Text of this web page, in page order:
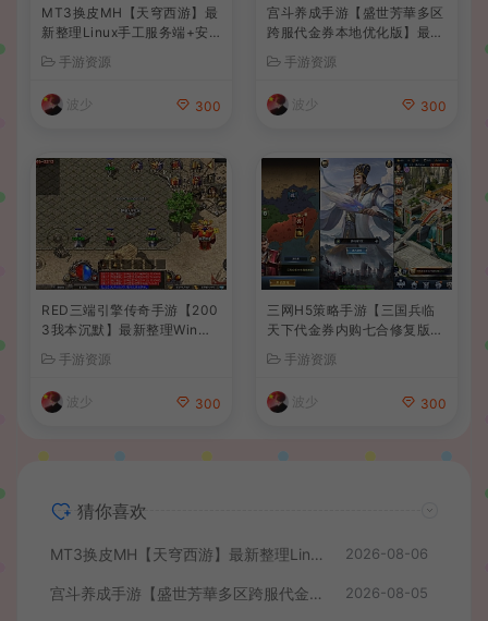
MT3换皮MH【天穹西游】最
新整理Linux手工服务端+安
建教程+全套源码+视频教程
手游资源
波少 300
宫斗养成手游【盛世芳華多区
跨服代金券本地优化版】最新
手工服务端+CDK授权后台
+安卓+详细搭建教程
手游资源
波少 300
RED三端引擎传奇手游【200
3我本沉默】最新整理Win系
细搭建教程
手游资源
波少 300
三网H5策略手游【三国兵临
天下代金券内购七合修复版】
+Linux手工服务端+管理后台
+GM授权后台+简易安卓客户
端+详细搭建教程+视频教程
手游资源
波少 300
猜你喜欢
MT3换皮MH【天穹西游】最新整理Linux手工服务端+安卓苹果双端+GM后台+详细搭建教程+全套源码+视频教程 2026-08-06
宫斗养成手游【盛世芳華多区跨服代金券本地优化版】最新整理单机一键即玩端+Linux手工服务端+CDK授权后台+安卓+详细搭建教程 2026-08-05